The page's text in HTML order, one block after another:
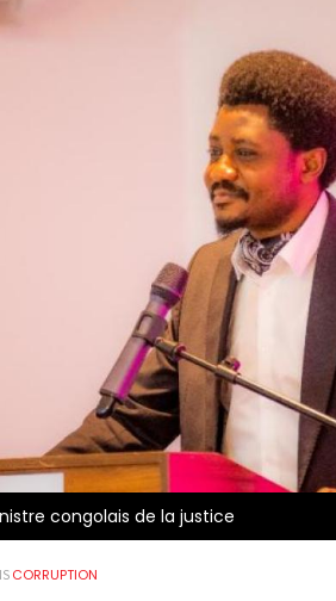
congolais de la justice
CORRUPTION